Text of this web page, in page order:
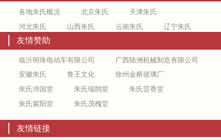
各地朱氏概况 北京朱氏
天津朱氏
河北朱氏
山西朱氏 云南朱氏
辽宁朱氏
吉林朱氏
浙江朱氏
安徽朱氏 福建朱氏
江西朱氏
山东朱氏
陕西朱氏 甘肃朱氏
宁夏朱氏
青海朱氏
黑龙江朱氏 河南朱氏
湖南朱氏
广东朱氏
西藏朱氏
友情赞助
临沂明珠电动车有限公司
广西陆洲机械制造有限公司
安徽朱氏
鲁王文化
徐州金桥玻璃厂
朱氏沛国堂
朱氏瑞鹊堂
朱氏芸香堂
朱氏紫阳堂
朱氏茂槐堂
友情链接